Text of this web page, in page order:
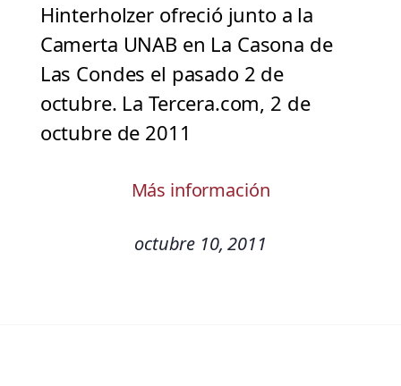
Hinterholzer ofreció junto a la
Camerta UNAB en La Casona de
Las Condes el pasado 2 de
octubre. La Tercera.com, 2 de
octubre de 2011
Más información
octubre 10, 2011